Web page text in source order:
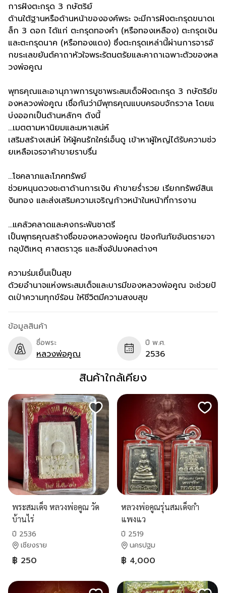
การฝังตะกรุด 3 กษัตริย์
ด้านใต้ฐานหรือด้านหน้าขององค์พระ จะมีการฝังตะกรุดขนาดเ
ล็ก 3 ดอก ได้แก่ ตะกรุดทองคำ (หรือทองเหลือง) ตะกรุดเงิน
และตะกรุดนาค (หรือทองแดง) ซึ่งตะกรุดเหล่านี้ผ่านการจารอั
กขระเลขยันต์คาถาหัวใจพระรัตนตรัยและคาถาเฉพาะตัวของหล
วงพ่อคูณ
พุทธคุณและอานุภาพการบูชาพระสมเด็จฝังตะกรุด 3 กษัตริย์ข
องหลวงพ่อคูณ เชื่อกันว่ามีพุทธคุณแบบครอบจักรวาล โดยแ
บ่งออกเป็นด้านหลักๆ ดังนี้
...เมตตามหานิยมและมหาเสน่ห์
เสริมสร้างเสน่ห์ ให้ผู้คนรักใคร่เอ็นดู เข้าหาผู้ใหญ่ได้รับความช่ว
ยเหลือเจรจาค้าขายราบรื่น
...โชคลาภและโภคทรัพย์
ช่วยหนุนดวงชะตาด้านการเงิน ค้าขายร่ำรวย เรียกทรัพย์สินเ
งินทอง และส่งเสริมความเจริญก้าวหน้าในหน้าที่การงาน
...แคล้วคลาดและคงกระพันชาตรี
เป็นพุทธคุณสร้างชื่อของหลวงพ่อคูณ ป้องกันภัยอันตรายจา
กอุบัติเหตุ ศาสตราวุธ และสิ่งอัปมงคลต่างๆ
ความร่มเย็นเป็นสุข
ด้วยอำนาจแห่งพระสมเด็จและบารมีของหลวงพ่อคูณ จะช่วยปั
ดเป่าความทุกข์ร้อน ให้ชีวิตมีความสงบสุข
ข้อมูลสินค้า
ชื่อพระ
หลวงพ่อคูณ
ปี พ.ศ.
2536
สินค้าใกล้เคียง
พระสมเด็จ หลวงพ่อคูณ วัด
บ้านไร่
ปี 2536
เชียงราย
฿ 250
หลวงพ่อคูณรุ่นสมเด็จกำ
แพงแว
ปี 2519
นครปฐม
฿ 4,000